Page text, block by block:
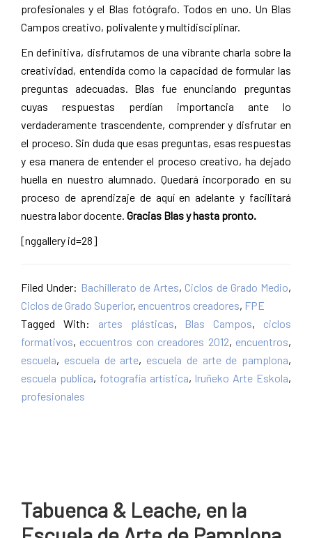
profesionales y el Blas fotógrafo. Todos en uno. Un Blas
Campos creativo, polivalente y multidisciplinar.
En definitiva, disfrutamos de una vibrante charla sobre la
creatividad, entendida como la capacidad de formular las
preguntas adecuadas. Blas fue enunciando preguntas
cuyas respuestas perdían importancia ante lo
verdaderamente trascendente, comprender y disfrutar en
el proceso. Sin duda que esas preguntas, esas respuestas
y esa manera de entender el proceso creativo, ha dejado
huella en nuestro alumnado. Quedará incorporado en su
proceso de aprendizaje de aquí en adelante y facilitará
nuestra labor docente. Gracias Blas y hasta pronto.
[nggallery id=28]
Filed Under: Bachillerato de Artes, Ciclos de Grado Medio,
Ciclos de Grado Superior, encuentros creadores, FPE
Tagged With: artes plásticas, Blas Campos, ciclos
formativos, eccuentros con creadores 2012, encuentros,
escuela, escuela de arte, escuela de arte de pamplona,
escuela publica, fotografía artística, Iruñeko Arte Eskola,
profesionales
Tabuenca & Leache, en la